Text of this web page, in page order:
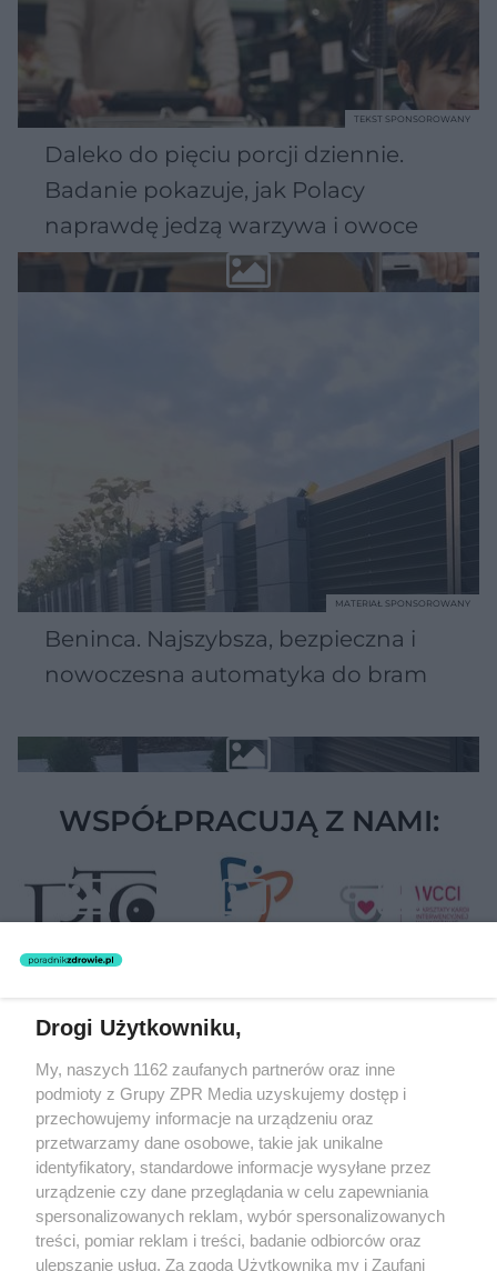
Daleko do pięciu porcji dziennie.
Badanie pokazuje, jak Polacy
naprawdę jedzą warzywa i owoce
TEKST SPONSOROWANY
Beninca. Najszybsza, bezpieczna i
nowoczesna automatyka do bram
MATERIAŁ SPONSOROWANY
WSPÓŁPRACUJĄ Z NAMI:
rozpowszechniany lub dalej rozpowszechniany w jakikolwiek sposób
(w tym także elektroniczny lub mechaniczny) na jakimkolwiek polu
eksploatacji w jakiejkolwiek formie, włącznie z umieszczaniem w
Internecie bez pisemnej zgody właściciela praw. Jakiekolwiek użycie
lub wykorzystanie utworów w całości lub w części z naruszeniem
prawa, tzn. bez właściwej zgody, jest zabronione pod groźbą kary i
może być ścigane prawnie.
Drogi Użytkowniku,
My, naszych 1162 zaufanych partnerów oraz inne
podmioty z Grupy ZPR Media uzyskujemy dostęp i
przechowujemy informacje na urządzeniu oraz
przetwarzamy dane osobowe, takie jak unikalne
identyfikatory, standardowe informacje wysyłane przez
urządzenie czy dane przeglądania w celu zapewniania
spersonalizowanych reklam, wybór spersonalizowanych
treści, pomiar reklam i treści, badanie odbiorców oraz
ulepszanie usług. Za zgodą Użytkownika my i Zaufani